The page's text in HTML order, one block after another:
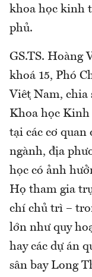
khoa học kinh
phủ.
GS.TS. Hoàng
khoá 15, Phó
Việt Nam, chia
Khoa học Kinh
tại các cơ quan
ngành, địa
học có ảnh
Họ tham gia
chí chủ trì –
lớn như quy
hay các dự án
sân bay Long